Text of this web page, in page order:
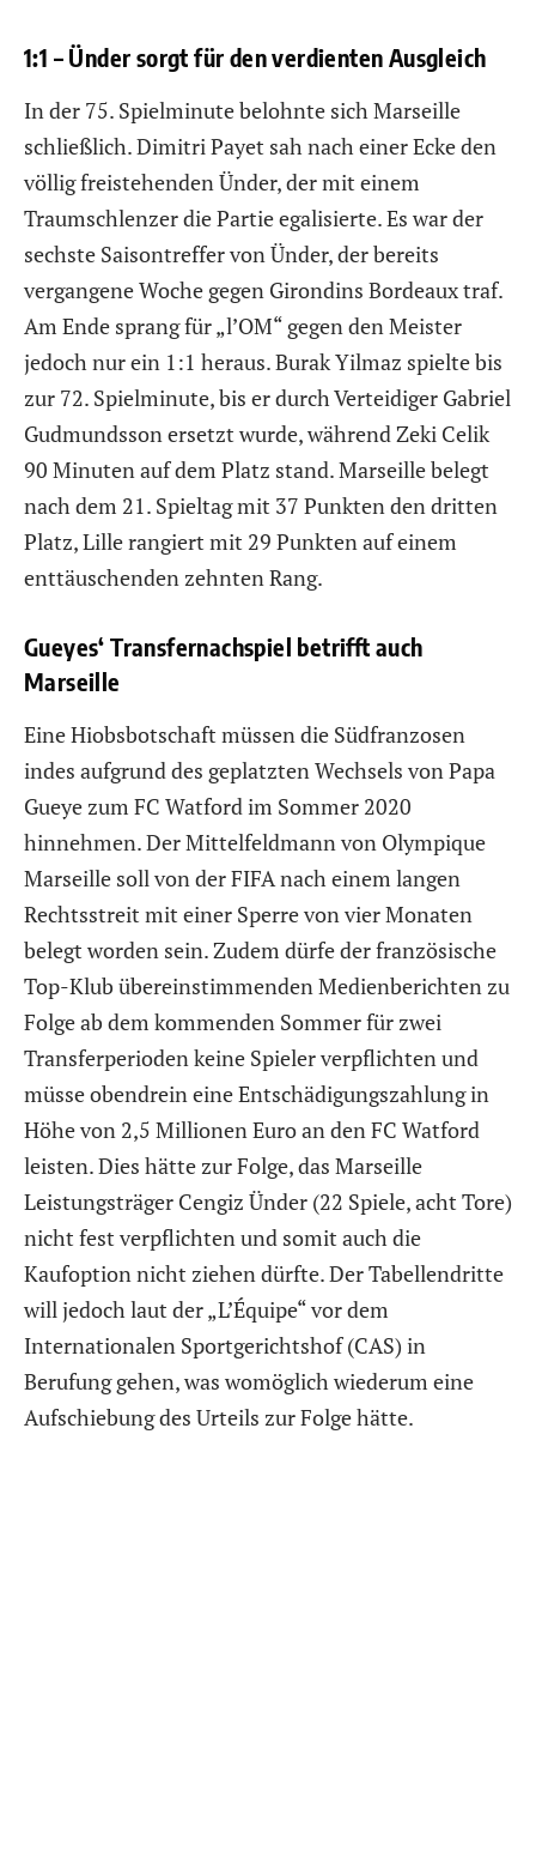
1:1 – Ünder sorgt für den verdienten Ausgleich
In der 75. Spielminute belohnte sich Marseille
schließlich. Dimitri Payet sah nach einer Ecke den
völlig freistehenden Ünder, der mit einem
Traumschlenzer die Partie egalisierte. Es war der
sechste Saisontreffer von Ünder, der bereits
vergangene Woche gegen Girondins Bordeaux traf.
Am Ende sprang für „l’OM“ gegen den Meister
jedoch nur ein 1:1 heraus. Burak Yilmaz spielte bis
zur 72. Spielminute, bis er durch Verteidiger Gabriel
Gudmundsson ersetzt wurde, während Zeki Celik
90 Minuten auf dem Platz stand. Marseille belegt
nach dem 21. Spieltag mit 37 Punkten den dritten
Platz, Lille rangiert mit 29 Punkten auf einem
enttäuschenden zehnten Rang.
Gueyes‘ Transfernachspiel betrifft auch
Marseille
Eine Hiobsbotschaft müssen die Südfranzosen
indes aufgrund des geplatzten Wechsels von Papa
Gueye zum FC Watford im Sommer 2020
hinnehmen. Der Mittelfeldmann von Olympique
Marseille soll von der FIFA nach einem langen
Rechtsstreit mit einer Sperre von vier Monaten
belegt worden sein. Zudem dürfe der französische
Top-Klub übereinstimmenden Medienberichten zu
Folge ab dem kommenden Sommer für zwei
Transferperioden keine Spieler verpflichten und
müsse obendrein eine Entschädigungszahlung in
Höhe von 2,5 Millionen Euro an den FC Watford
leisten. Dies hätte zur Folge, das Marseille
Leistungsträger Cengiz Ünder (22 Spiele, acht Tore)
nicht fest verpflichten und somit auch die
Kaufoption nicht ziehen dürfte. Der Tabellendritte
will jedoch laut der „L’Équipe“ vor dem
Internationalen Sportgerichtshof (CAS) in
Berufung gehen, was womöglich wiederum eine
Aufschiebung des Urteils zur Folge hätte.